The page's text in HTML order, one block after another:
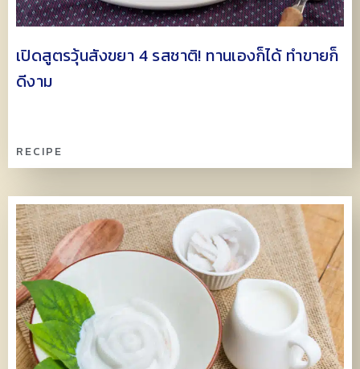
เปิดสูตรวุ้นสังขยา 4 รสชาติ! ทานเองก็ได้ ทำขายก็
ดีงาม
RECIPE